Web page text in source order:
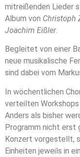
mitreißenden Lieder
Album von Christoph
Joachim Eißler.
Begleitet von einer
neue musikalische
sind dabei vom
In wöchentlichen
verteilten
Anders als bisher
Programm nicht erst
Konzert vorgestellt,
Einheiten jeweils in